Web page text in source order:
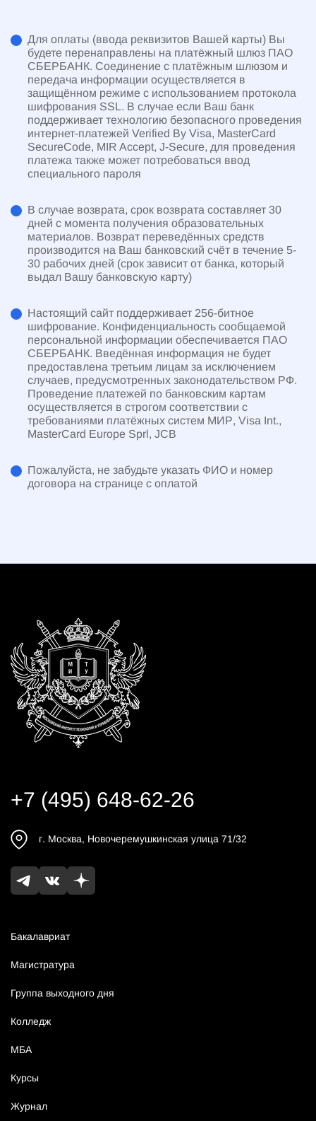
Для оплаты (ввода реквизитов Вашей карты) Вы
будете перенаправлены на платёжный шлюз ПАО
СБЕРБАНК. Соединение с платёжным шлюзом и
передача информации осуществляется в
защищённом режиме с использованием протокола
шифрования SSL. В случае если Ваш банк
поддерживает технологию безопасного проведения
интернет-платежей Verified By Visa, MasterCard
SecureCode, MIR Accept, J-Secure, для проведения
платежа также может потребоваться ввод
специального пароля
В случае возврата, срок возврата составляет 30
дней с момента получения образовательных
материалов. Возврат переведённых средств
производится на Ваш банковский счёт в течение 5-
30 рабочих дней (срок зависит от банка, который
выдал Вашу банковскую карту)
Настоящий сайт поддерживает 256-битное
шифрование. Конфиденциальность сообщаемой
персональной информации обеспечивается ПАО
СБЕРБАНК. Введённая информация не будет
предоставлена третьим лицам за исключением
случаев, предусмотренных законодательством РФ.
Проведение платежей по банковским картам
осуществляется в строгом соответствии с
требованиями платёжных систем МИР, Visa Int.,
MasterCard Europe Sprl, JCB
Пожалуйста, не забудьте указать ФИО и номер
договора на странице с оплатой
Бакалавриат
Магистратура
Группа выходного дня
Колледж
МБА
Курсы
Журнал
+7 (495) 648-62-26
г. Москва, Новочеремушкинская улица 71/32